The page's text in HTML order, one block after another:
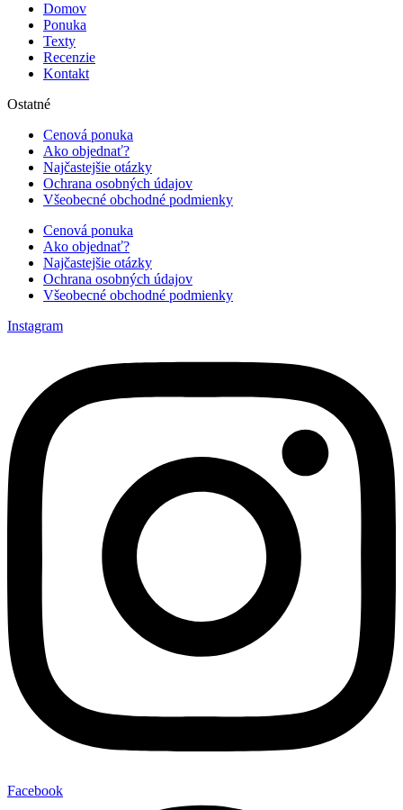
Domov
Ponuka
Texty
Recenzie
Kontakt
Ostatné
Cenová ponuka
Ako objednať?
Najčastejšie otázky
Ochrana osobných údajov
Všeobecné obchodné podmienky
Cenová ponuka
Ako objednať?
Najčastejšie otázky
Ochrana osobných údajov
Všeobecné obchodné podmienky
Instagram
Facebook